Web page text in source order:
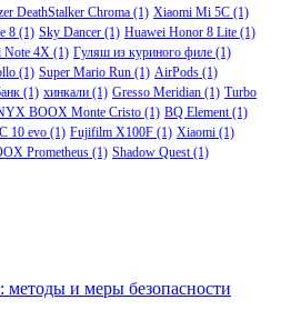
DeathStalker Chroma (1) Xiaomi Mi 5C (1)
8 (1) Sky Dancer (1) Huawei Honor 8 Lite (1)
Note 4X (1) Гуляш из куриного филе (1)
(1) Super Mario Run (1) AirPods (1)
(1) хинкали (1) Gresso Meridian (1) Turbo
BOOX Monte Cristo (1) BQ Element (1)
10 evo (1) Fujifilm X100F (1) Xiaomi (1)
Prometheus (1) Shadow Quest (1)